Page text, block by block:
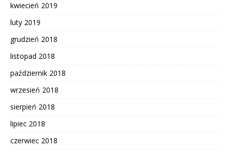
kwiecień 2019
luty 2019
grudzień 2018
listopad 2018
październik 2018
wrzesień 2018
sierpień 2018
lipiec 2018
czerwiec 2018